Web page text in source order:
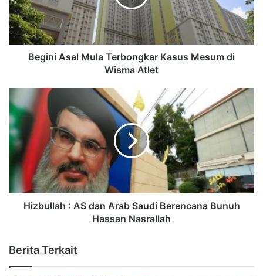
Begini Asal Mula Terbongkar Kasus Mesum di
Wisma Atlet
Hizbullah : AS dan Arab Saudi Berencana Bunuh
Hassan Nasrallah
Berita Terkait